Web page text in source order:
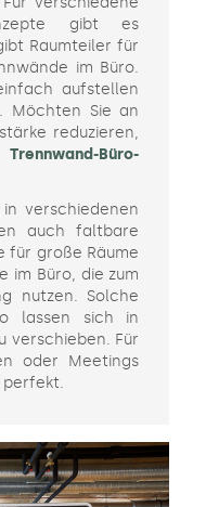
gibt es
Raumteiler für
im Büro.
aufstellen
Möchten Sie an
reduzieren,
Trennwand-Büro-
verschiedenen
auch faltbare
für große Räume
im Büro, die zum
nutzen. Solche
lassen sich in
verschieben. Für
oder Meetings
perfekt.